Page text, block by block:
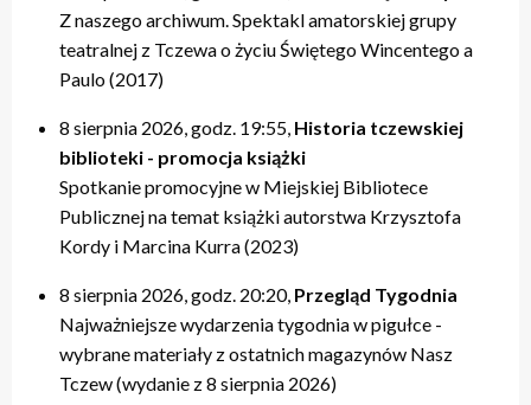
Z naszego archiwum. Spektakl amatorskiej grupy
teatralnej z Tczewa o życiu Świętego Wincentego a
Paulo (2017)
8 sierpnia 2026, godz. 19:55, Historia tczewskiej
biblioteki - promocja książki
Spotkanie promocyjne w Miejskiej Bibliotece
Publicznej na temat książki autorstwa Krzysztofa
Kordy i Marcina Kurra (2023)
8 sierpnia 2026, godz. 20:20, Przegląd Tygodnia
Najważniejsze wydarzenia tygodnia w pigułce -
wybrane materiały z ostatnich magazynów Nasz
Tczew (wydanie z 8 sierpnia 2026)